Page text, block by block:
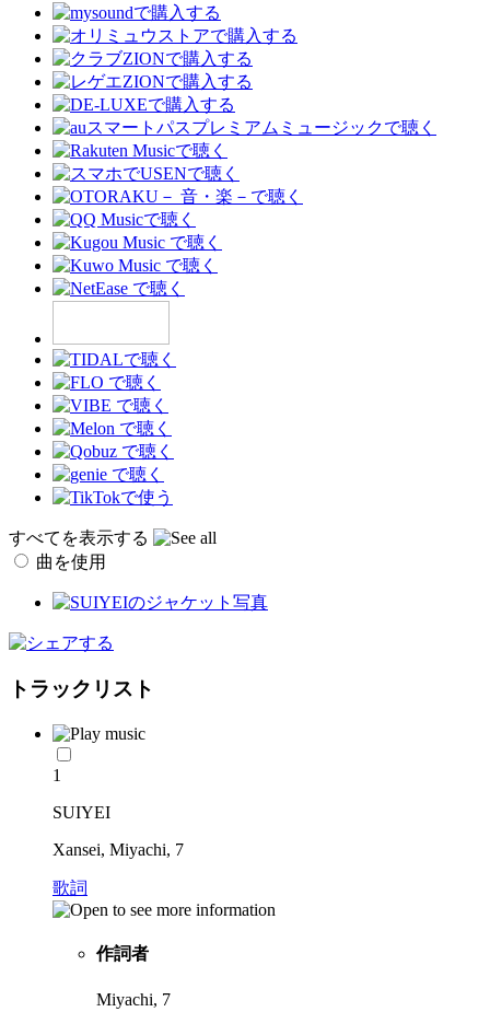
すべてを表示する
曲を使用
トラックリスト
1
SUIYEI
Xansei, Miyachi, 7
歌詞
作詞者
Miyachi, 7